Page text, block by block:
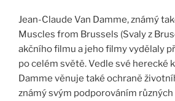
Jean-Claude Van Damme, známý
Muscles from Brussels (Svaly z
akčního filmu a jeho filmy vydělaly
po celém světě. Vedle své herecké
Damme věnuje také ochraně
známý svým podporováním